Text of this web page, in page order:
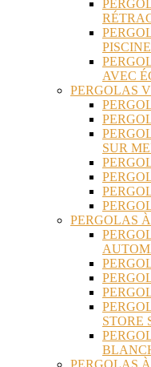
PISCINE
AVEC
PERGOLAS
SUR
PERGOLAS
STORE
PERGOLAS